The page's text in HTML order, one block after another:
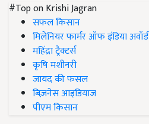
#Top on Krishi Jagran
सफल किसान
मिलेनियर फार्मर ऑफ इंडिया अवॉर्ड
महिंद्रा ट्रैक्टर्स
कृषि मशीनरी
जायद की फसल
बिज़नेस आइडियाज
पीएम किसान